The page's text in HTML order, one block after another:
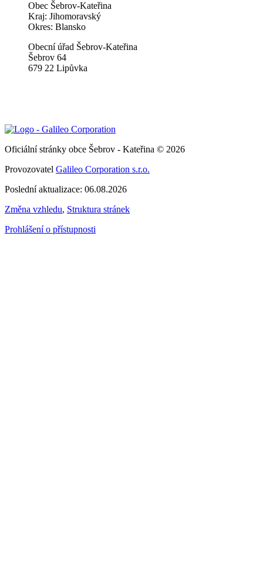
Obec Šebrov-Kateřina
Kraj: Jihomoravský
Okres: Blansko
Obecní úřad Šebrov-Kateřina
Šebrov 64
679 22 Lipůvka
Oficiální stránky obce Šebrov - Kateřina © 2026
Provozovatel Galileo Corporation s.r.o.
Poslední aktualizace: 06.08.2026
Změna vzhledu, Struktura stránek
Prohlášení o přístupnosti